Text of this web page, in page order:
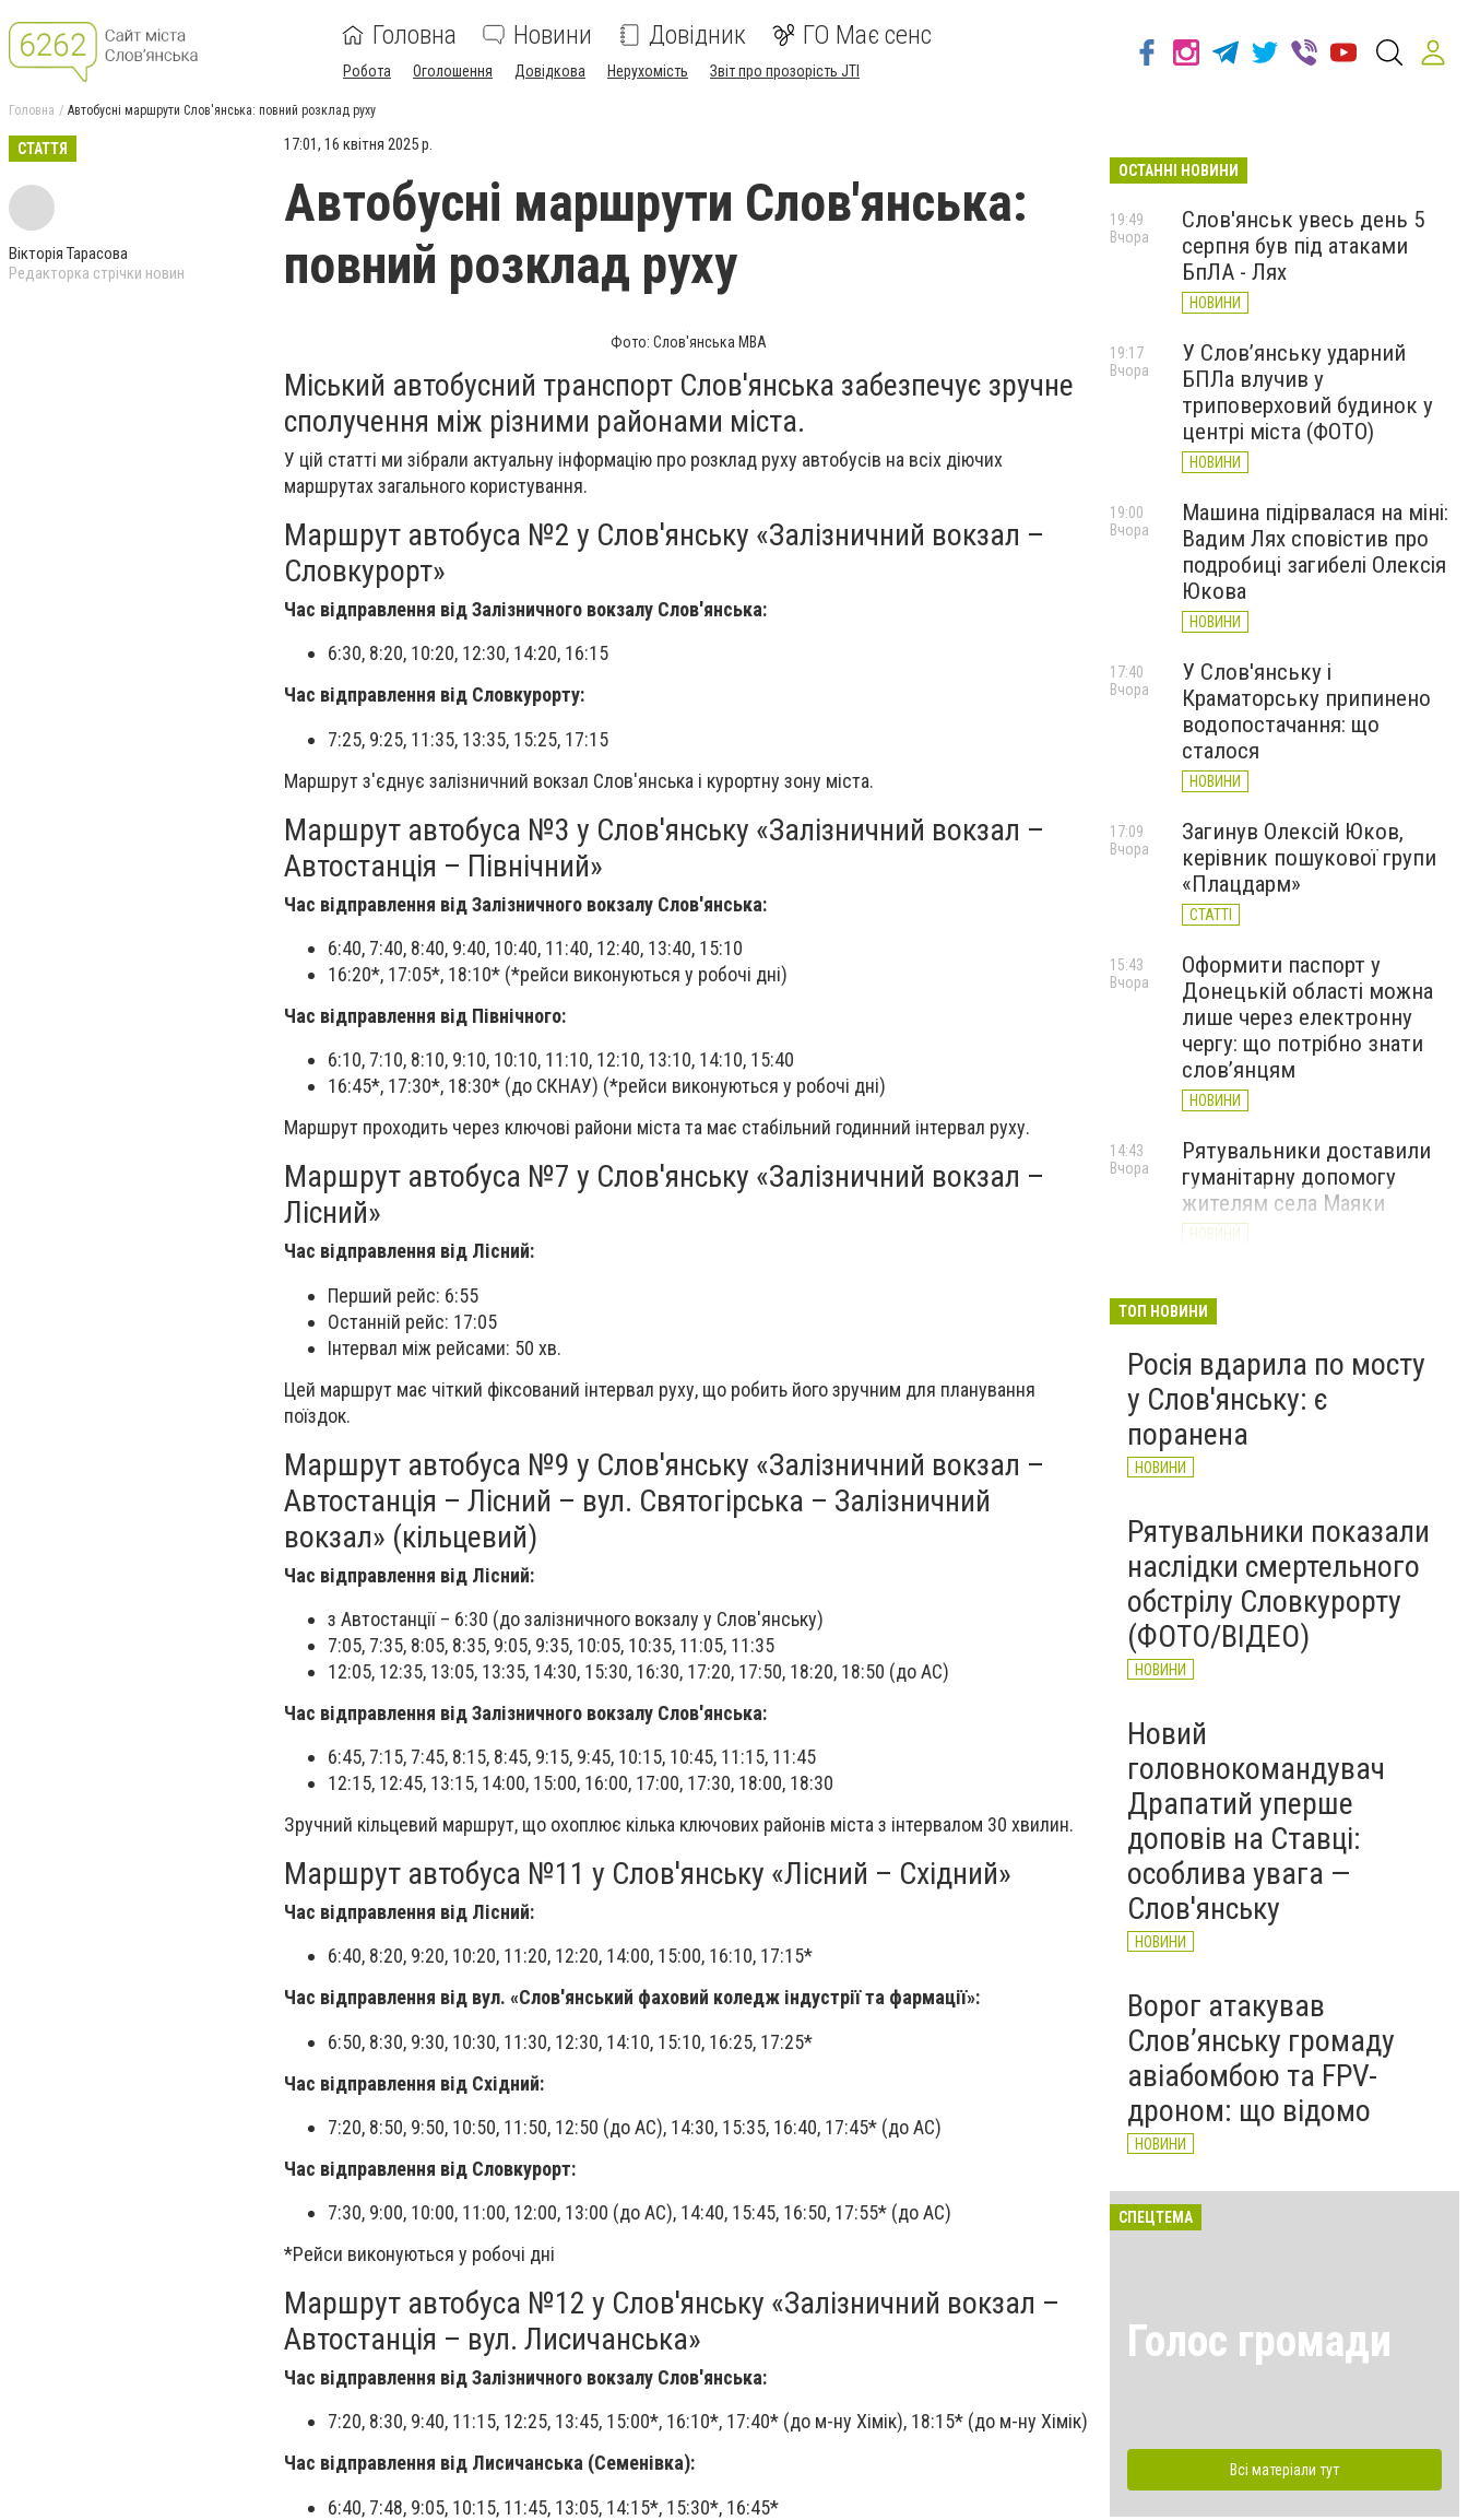
Головна Новини Довідник ГО Має сенс
Робота Оголошення Довідкова Нерухомість Звіт про прозорість JTI
Головна Автобусні маршрути Слов'янська: повний розклад руху
СТАТТЯ
Вікторія Тарасова
Редакторка стрічки новин
17:01, 16 квітня 2025 р.
Автобусні маршрути Слов'янська:
повний розклад руху
Фото: Слов'янська МВА
Міський автобусний транспорт Слов'янська забезпечує зручне
сполучення між різними районами міста.
У цій статті ми зібрали актуальну інформацію про розклад руху автобусів на всіх діючих
маршрутах загального користування.
Маршрут автобуса №2 у Слов'янську «Залізничний вокзал –
Словкурорт»
Час відправлення від Залізничного вокзалу Слов'янська:
6:30, 8:20, 10:20, 12:30, 14:20, 16:15
Час відправлення від Словкурорту:
7:25, 9:25, 11:35, 13:35, 15:25, 17:15
Маршрут з'єднує залізничний вокзал Слов'янська і курортну зону міста.
Маршрут автобуса №3 у Слов'янську «Залізничний вокзал –
Автостанція – Північний»
Час відправлення від Залізничного вокзалу Слов'янська:
6:40, 7:40, 8:40, 9:40, 10:40, 11:40, 12:40, 13:40, 15:10
16:20*, 17:05*, 18:10* (*рейси виконуються у робочі дні)
Час відправлення від Північного:
6:10, 7:10, 8:10, 9:10, 10:10, 11:10, 12:10, 13:10, 14:10, 15:40
16:45*, 17:30*, 18:30* (до СКНАУ) (*рейси виконуються у робочі дні)
Маршрут проходить через ключові райони міста та має стабільний годинний інтервал руху.
Маршрут автобуса №7 у Слов'янську «Залізничний вокзал –
Лісний»
Час відправлення від Лісний:
Перший рейс: 6:55
Останній рейс: 17:05
Інтервал між рейсами: 50 хв.
Цей маршрут має чіткий фіксований інтервал руху, що робить його зручним для планування
поїздок.
Маршрут автобуса №9 у Слов'янську «Залізничний вокзал –
Автостанція – Лісний – вул. Святогірська – Залізничний
вокзал» (кільцевий)
Час відправлення від Лісний:
з Автостанції – 6:30 (до залізничного вокзалу у Слов'янську)
7:05, 7:35, 8:05, 8:35, 9:05, 9:35, 10:05, 10:35, 11:05, 11:35
12:05, 12:35, 13:05, 13:35, 14:30, 15:30, 16:30, 17:20, 17:50, 18:20, 18:50 (до АС)
Час відправлення від Залізничного вокзалу Слов'янська:
6:45, 7:15, 7:45, 8:15, 8:45, 9:15, 9:45, 10:15, 10:45, 11:15, 11:45
12:15, 12:45, 13:15, 14:00, 15:00, 16:00, 17:00, 17:30, 18:00, 18:30
Зручний кільцевий маршрут, що охоплює кілька ключових районів міста з інтервалом 30 хвилин.
Маршрут автобуса №11 у Слов'янську «Лісний – Східний»
Час відправлення від Лісний:
6:40, 8:20, 9:20, 10:20, 11:20, 12:20, 14:00, 15:00, 16:10, 17:15*
Час відправлення від вул. «Слов'янський фаховий коледж індустрії та фармації»:
6:50, 8:30, 9:30, 10:30, 11:30, 12:30, 14:10, 15:10, 16:25, 17:25*
Час відправлення від Східний:
7:20, 8:50, 9:50, 10:50, 11:50, 12:50 (до АС), 14:30, 15:35, 16:40, 17:45* (до АС)
Час відправлення від Словкурорт:
7:30, 9:00, 10:00, 11:00, 12:00, 13:00 (до АС), 14:40, 15:45, 16:50, 17:55* (до АС)
*Рейси виконуються у робочі дні
Маршрут автобуса №12 у Слов'янську «Залізничний вокзал –
Автостанція – вул. Лисичанська»
Час відправлення від Залізничного вокзалу Слов'янська:
7:20, 8:30, 9:40, 11:15, 12:25, 13:45, 15:00*, 16:10*, 17:40* (до м-ну Хімік), 18:15* (до м-ну Хімік)
Час відправлення від Лисичанська (Семенівка):
6:40, 7:48, 9:05, 10:15, 11:45, 13:05, 14:15*, 15:30*, 16:45*
ОСТАННІ НОВИНИ
Слов'янськ увесь день 5
серпня був під атаками
БпЛА - Лях
НОВИНИ
19:49
Вчора
У Слов’янську ударний
БПЛа влучив у
триповерховий будинок у
центрі міста (ФОТО)
НОВИНИ
19:17
Вчора
Машина підірвалася на міні:
Вадим Лях сповістив про
подробиці загибелі Олексія
Юкова
НОВИНИ
19:00
Вчора
У Слов'янську і
Краматорську припинено
водопостачання: що
сталося
НОВИНИ
17:40
Вчора
Загинув Олексій Юков,
керівник пошукової групи
«Плацдарм»
СТАТТІ
17:09
Вчора
Оформити паспорт у
Донецькій області можна
лише через електронну
чергу: що потрібно знати
слов’янцям
НОВИНИ
15:43
Вчора
Рятувальники доставили
гуманітарну допомогу
жителям села Маяки
НОВИНИ
14:43
Вчора
онлайн-акція до Дня молоді
Вчора
ТОП НОВИНИ
Росія вдарила по мосту
у Слов'янську: є
поранена
НОВИНИ
Рятувальники показали
наслідки смертельного
обстрілу Словкурорту
(ФОТО/ВІДЕО)
НОВИНИ
Новий
головнокомандувач
Драпатий уперше
доповів на Ставці:
особлива увага —
Слов'янську
НОВИНИ
Ворог атакував
Слов’янську громаду
авіабомбою та FPV-
дроном: що відомо
НОВИНИ
СПЕЦТЕМА
Голос громади
Всі матеріали тут